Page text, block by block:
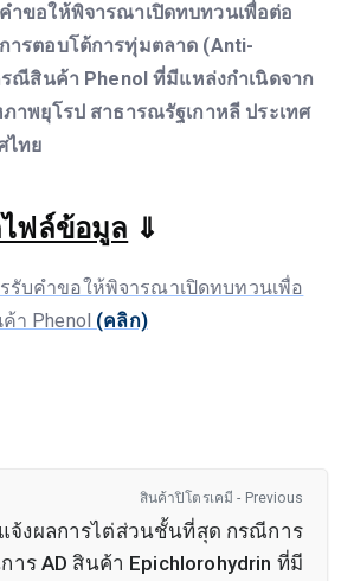
ำขอให้พิจารณาเปิดทบทวนเพื่อต่อ
ารตอบโต้การทุ่มตลาด (Anti-
รณีสินค้า Phenol ที่มีแหล่งกำเนิดจาก
าพยุโรป สาธารณรัฐเกาหลี ประเทศ
ไทย
ฟล์ข้อมูล ⇓
รับคำขอให้พิจารณาเปิดทบทวนเพื่อ
า Phenol (คลิก)
สินค้าปิโตรเคมี - Previous
จ้งผลการไต่ส่วนชั้นที่สุด กรณีการ
าร AD สินค้า Epichlorohydrin ที่มี